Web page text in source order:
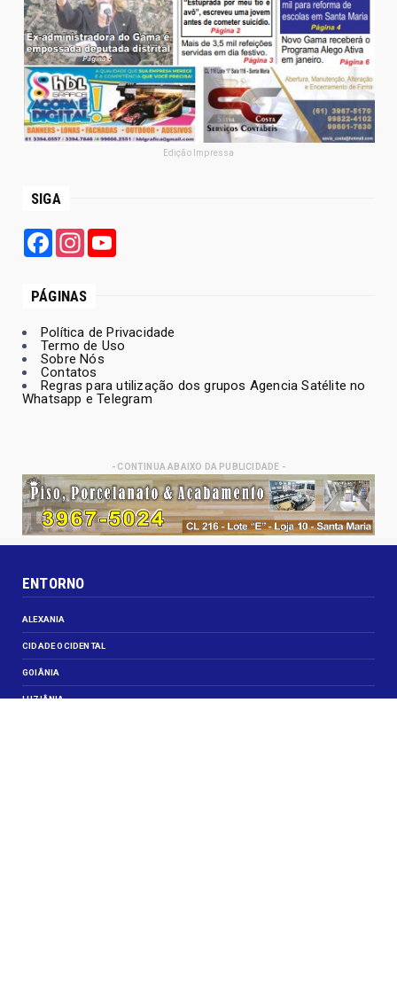
Edição Impressa
SIGA
FacebookInstagram
PÁGINAS
Política de Privacidade
Termo de Uso
Sobre Nós
Contatos
Regras para utilização dos grupos Agencia Satélite no
Whatsapp e Telegram
- CONTINUA ABAIXO DA PUBLICIDADE -
ENTORNO
ALEXANIA
CIDADE OCIDENTAL
GOIÂNIA
LUZIÂNIA